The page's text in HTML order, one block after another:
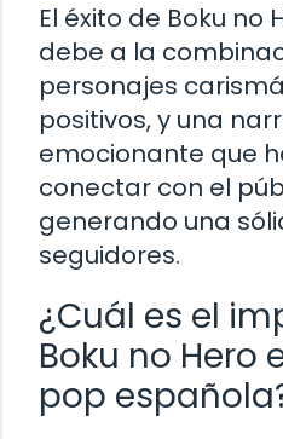
El éxito de Boku no
debe a la
personajes
positivos, y una
emocionante que
conectar con el
generando una
seguidores.
¿Cuál es el
Boku no Hero
pop